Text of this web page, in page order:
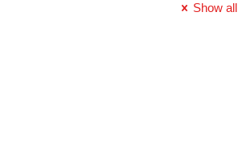
Show all